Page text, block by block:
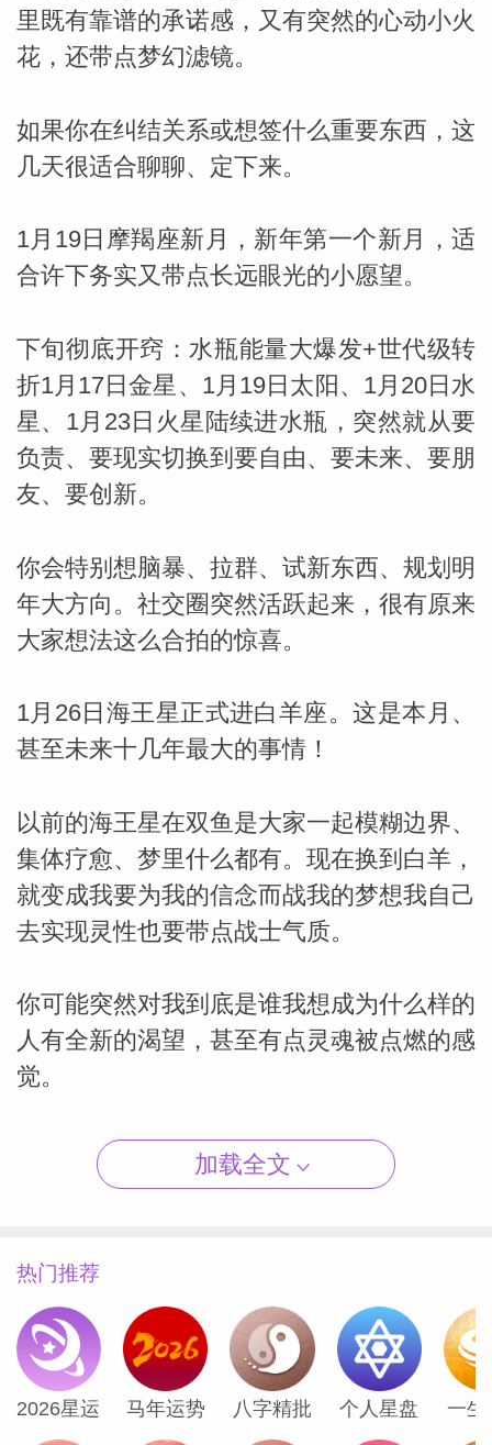
miller
里既有靠谱的承诺感，又有突然的心动小火
花，还带点梦幻滤镜。
如果你在纠结关系或想签什么重要东西，这
几天很适合聊聊、定下来。
1月19日摩羯座新月，新年第一个新月，适
合许下务实又带点长远眼光的小愿望。
下旬彻底开窍：水瓶能量大爆发+世代级转
折1月17日金星、1月19日太阳、1月20日水
星、1月23日火星陆续进水瓶，突然就从要
负责、要现实切换到要自由、要未来、要朋
友、要创新。
你会特别想脑暴、拉群、试新东西、规划明
年大方向。社交圈突然活跃起来，很有原来
大家想法这么合拍的惊喜。
1月26日海王星正式进白羊座。这是本月、
甚至未来十几年最大的事情！
以前的海王星在双鱼是大家一起模糊边界、
集体疗愈、梦里什么都有。现在换到白羊，
就变成我要为我的信念而战我的梦想我自己
去实现灵性也要带点战士气质。
你可能突然对我到底是谁我想成为什么样的
人有全新的渴望，甚至有点灵魂被点燃的感
觉。
月底别忘了：1月28日火星合冥王星，欲
望、权力、情感深层博弈的超级放大日，脾
合和好、说情话、签文艺的约定。
以下是2026年1月天象对十二星座运势的具
加载全文
热门推荐
2026星运 马年运势 八字精批 个人星盘 一生